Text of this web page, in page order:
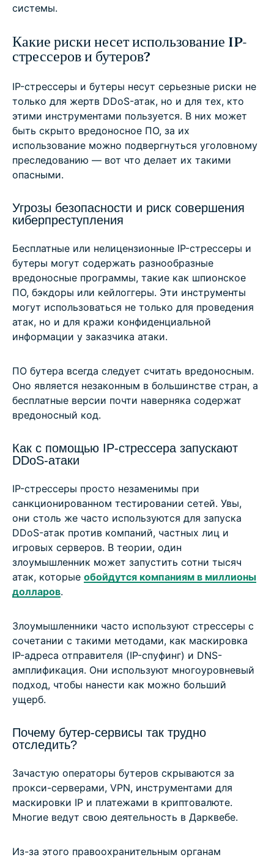
системы.
Какие риски несет использование IP-
стрессеров и бутеров?
IP-стрессеры и бутеры несут серьезные риски не
только для жертв DDoS-атак, но и для тех, кто
этими инструментами пользуется. В них может
быть скрыто вредоносное ПО, за их
использование можно подвергнуться уголовному
преследованию — вот что делает их такими
опасными.
Угрозы безопасности и риск совершения
киберпреступления
Бесплатные или нелицензионные IP-стрессеры и
бутеры могут содержать разнообразные
вредоносные программы, такие как шпионское
ПО, бэкдоры или кейлоггеры. Эти инструменты
могут использоваться не только для проведения
атак, но и для кражи конфиденциальной
информации у заказчика атаки.
ПО бутера всегда следует считать вредоносным.
Оно является незаконным в большинстве стран, а
бесплатные версии почти наверняка содержат
вредоносный код.
Как с помощью IP-стрессера запускают
DDoS-атаки
IP-стрессеры просто незаменимы при
санкционированном тестировании сетей. Увы,
они столь же часто используются для запуска
DDoS-атак против компаний, частных лиц и
игровых серверов. В теории, один
злоумышленник может запустить сотни тысяч
атак, которые обойдутся компаниям в миллионы
долларов.
Злоумышленники часто используют стрессеры с
сочетании с такими методами, как маскировка
IP-адреса отправителя (IP-спуфинг) и DNS-
амплификация. Они используют многоуровневый
подход, чтобы нанести как можно больший
ущерб.
Почему бутер-сервисы так трудно
отследить?
Зачастую операторы бутеров скрываются за
прокси-серверами, VPN, инструментами для
маскировки IP и платежами в криптовалюте.
Многие ведут свою деятельность в Дарквебе.
Из-за этого правоохранительным органам